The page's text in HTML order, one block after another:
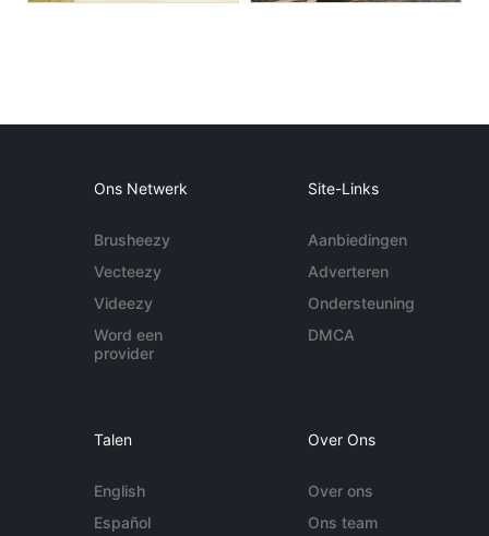
Ons Netwerk
Brusheezy
Vecteezy
Videezy
Word een
provider
Site-Links
Aanbiedingen
Adverteren
Ondersteuning
DMCA
Talen
English
Español
Over Ons
Over ons
Ons team